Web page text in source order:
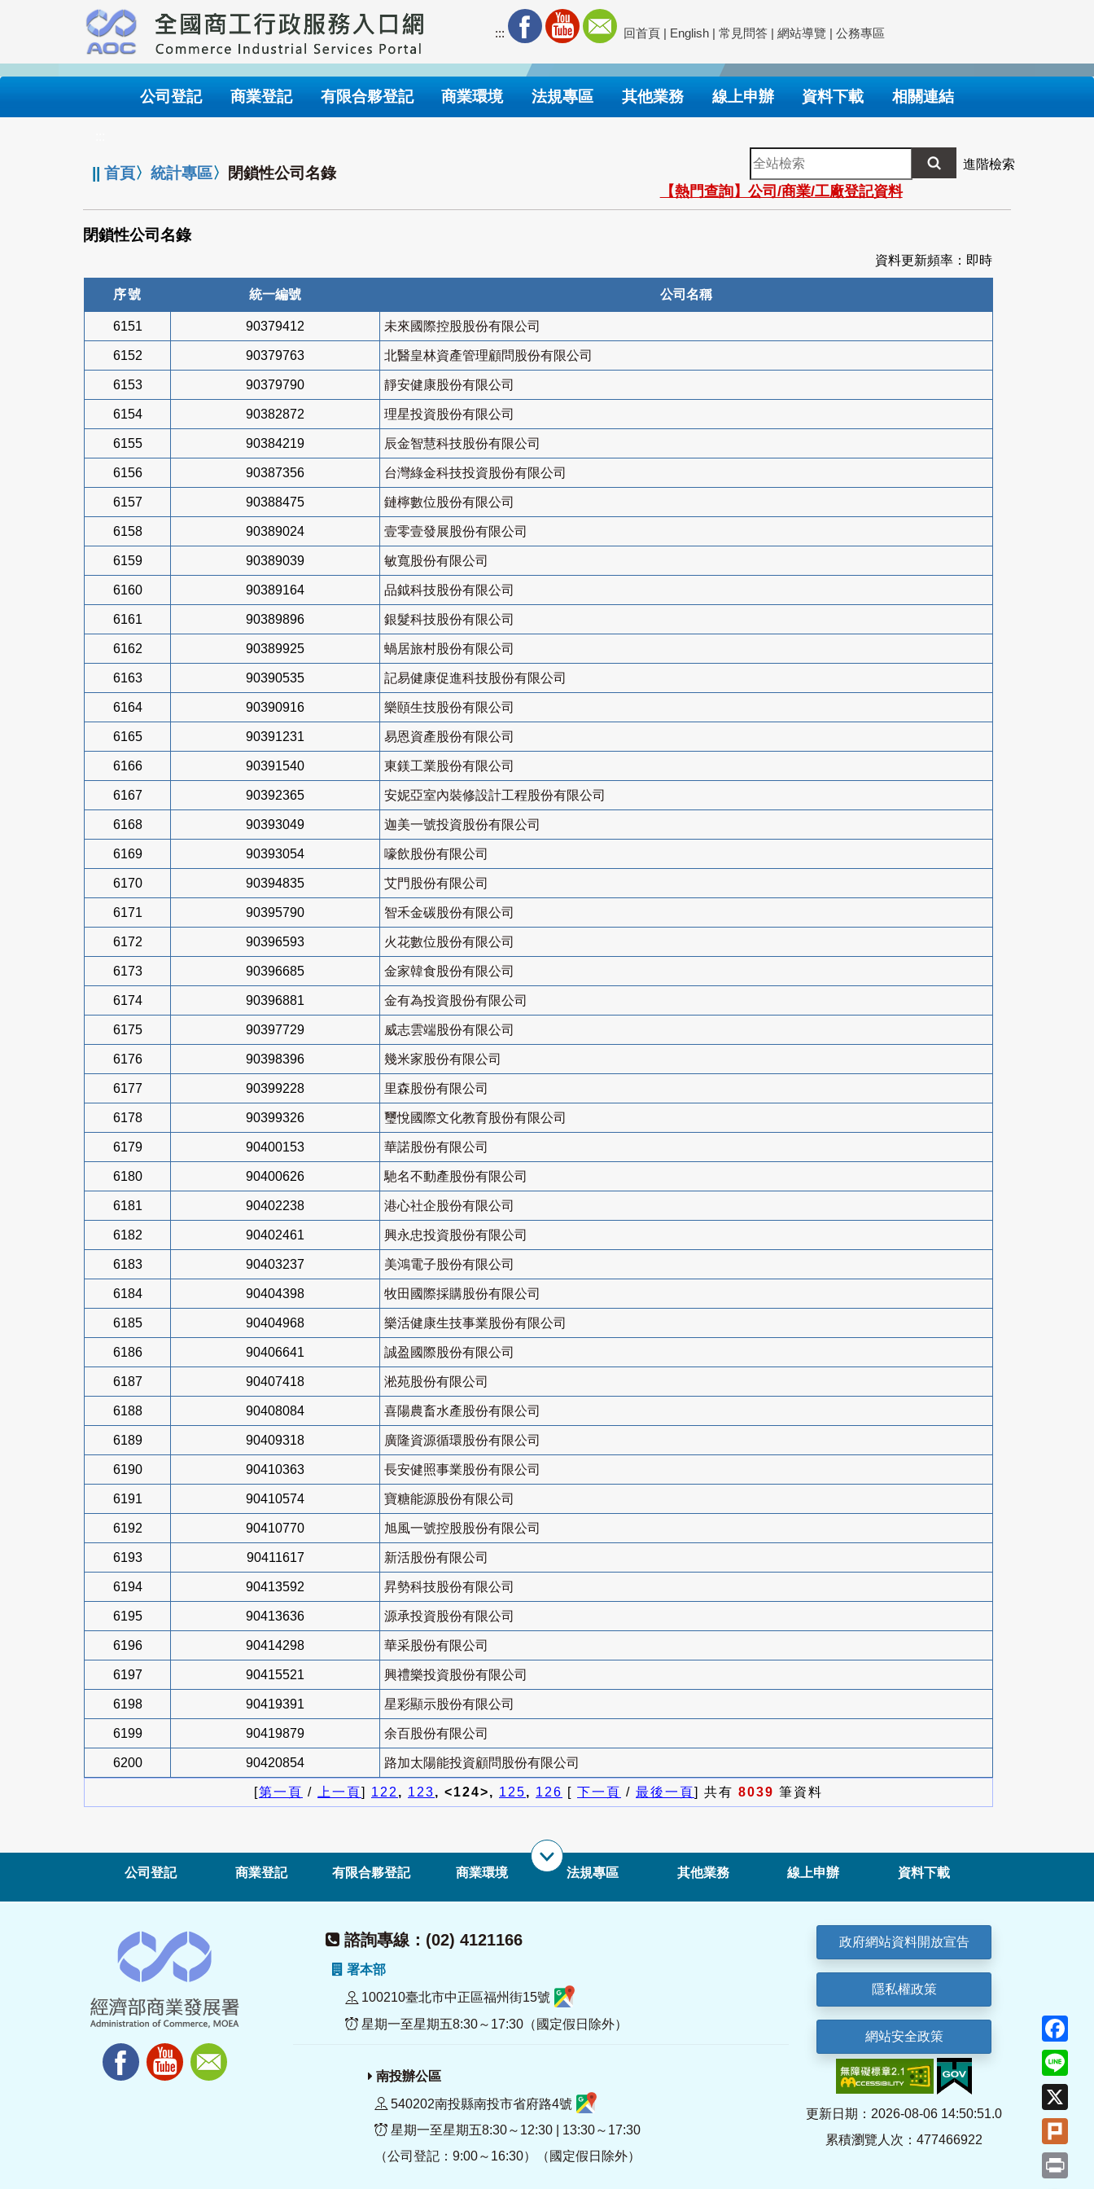
要
內
::: 回首頁 | English | 常見問答 | 網站導覽 | 公務專區
公司登記 商業登記 有限合夥登記 商業環境 法規專區 其他業務 線上申辦 資料下載 相關連結
||首頁〉統計專區〉 閉鎖性公司名錄
全
站
檢
索
進階檢索
【熱門查詢】公司/商業/工廠登記資料
閉鎖性公司名錄
資料更新頻率：即時
序號 統一編號 公司名稱
6151 90379412 未來國際控股股份有限公司
6152 90379763 北醫皇林資產管理顧問股份有限公司
6153 90379790 靜安健康股份有限公司
6154 90382872 理星投資股份有限公司
6155 90384219 辰金智慧科技股份有限公司
6156 90387356 台灣綠金科技投資股份有限公司
6157 90388475 鏈檸數位股份有限公司
6158 90389024 壹零壹發展股份有限公司
6159 90389039 敏寬股份有限公司
6160 90389164 品鉞科技股份有限公司
6161 90389896 銀髮科技股份有限公司
6162 90389925 蝸居旅村股份有限公司
6163 90390535 記易健康促進科技股份有限公司
6164 90390916 樂頤生技股份有限公司
6165 90391231 易恩資產股份有限公司
6166 90391540 東鎂工業股份有限公司
6167 90392365 安妮亞室內裝修設計工程股份有限公司
6168 90393049 迦美一號投資股份有限公司
6169 90393054 嚎飲股份有限公司
6170 90394835 艾門股份有限公司
6171 90395790 智禾金碳股份有限公司
6172 90396593 火花數位股份有限公司
6173 90396685 金家韓食股份有限公司
6174 90396881 金有為投資股份有限公司
6175 90397729 威志雲端股份有限公司
6176 90398396 幾米家股份有限公司
6177 90399228 里森股份有限公司
6178 90399326 璽悅國際文化教育股份有限公司
6179 90400153 華諾股份有限公司
6180 90400626 馳名不動產股份有限公司
6181 90402238 港心社企股份有限公司
6182 90402461 興永忠投資股份有限公司
6183 90403237 美鴻電子股份有限公司
6184 90404398 牧田國際採購股份有限公司
6185 90404968 樂活健康生技事業股份有限公司
6186 90406641 誠盈國際股份有限公司
6187 90407418 淞苑股份有限公司
6188 90408084 喜陽農畜水產股份有限公司
6189 90409318 廣隆資源循環股份有限公司
6190 90410363 長安健照事業股份有限公司
6191 90410574 寶糖能源股份有限公司
6192 90410770 旭風一號控股股份有限公司
6193 90411617 新活股份有限公司
6194 90413592 昇勢科技股份有限公司
6195 90413636 源承投資股份有限公司
6196 90414298 華采股份有限公司
6197 90415521 興禮樂投資股份有限公司
6198 90419391 星彩顯示股份有限公司
6199 90419879 余百股份有限公司
6200 90420854 路加太陽能投資顧問股份有限公司
[第一頁 / 上一頁] 122, 123, <124>, 125, 126 [ 下一頁 / 最後一頁] 共有 8039 筆資料
公司登記 商業登記 有限合夥登記 商業環境 法規專區 其他業務 線上申辦 資料下載
諮詢專線：(02) 4121166
署本部
100210臺北市中正區福州街15號
星期一至星期五8:30～17:30（國定假日除外）
南投辦公區
540202南投縣南投市省府路4號
星期一至星期五8:30～12:30 | 13:30～17:30
（公司登記：9:00～16:30）（國定假日除外）
政府網站資料開放宣告
隱私權政策
網站安全政策
更新日期：2026-08-06 14:50:51.0
累積瀏覽人次：477466922